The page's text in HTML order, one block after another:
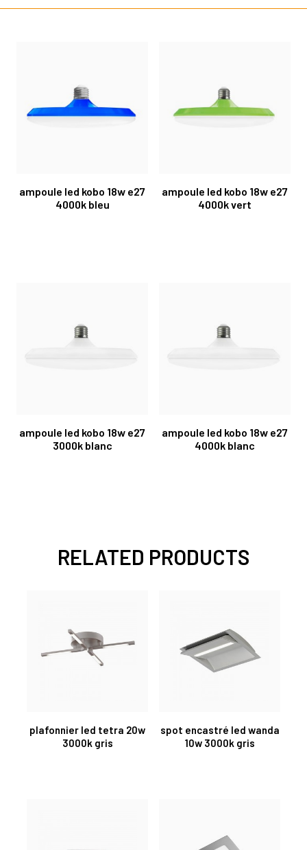
ampoule led kobo 18w e27
4000k bleu
ampoule led kobo 18w e27
4000k vert
ampoule led kobo 18w e27
3000k blanc
ampoule led kobo 18w e27
4000k blanc
RELATED PRODUCTS
plafonnier led tetra 20w
3000k gris
spot encastré led wanda
10w 3000k gris